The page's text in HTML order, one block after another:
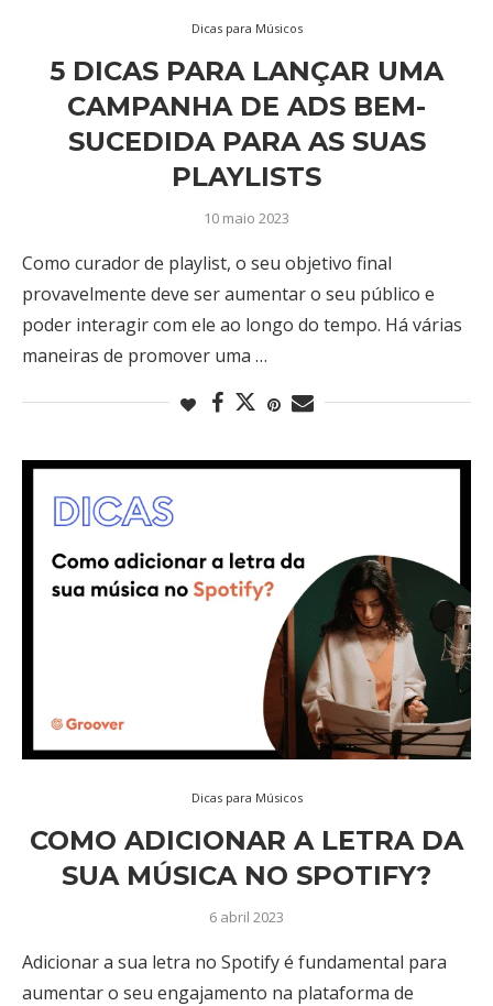
Dicas para Músicos
5 DICAS PARA LANÇAR UMA
CAMPANHA DE ADS BEM-
SUCEDIDA PARA AS SUAS
PLAYLISTS
10 maio 2023
Como curador de playlist, o seu objetivo final
provavelmente deve ser aumentar o seu público e
poder interagir com ele ao longo do tempo. Há várias
maneiras de promover uma …
Dicas para Músicos
COMO ADICIONAR A LETRA DA
SUA MÚSICA NO SPOTIFY?
6 abril 2023
Adicionar a sua letra no Spotify é fundamental para
aumentar o seu engajamento na plataforma de